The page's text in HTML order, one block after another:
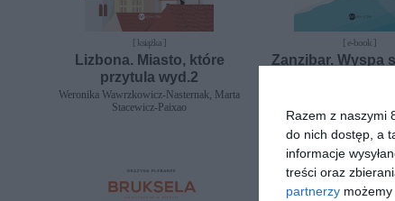
Razem z naszymi
do nich dostęp, a
informacje
treści oraz
partnerzy
[ książka ]
Lizbona. Miasto, które
przytula wyd.2
Weronika Wawrzkowicz-Nasternak, Marta
Stacewicz-Paixao
[ e-book ]
Zanzibar. Wyspa